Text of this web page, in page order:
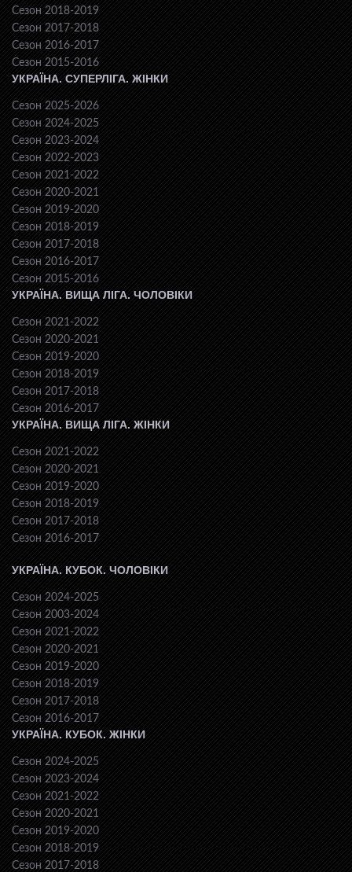
Сезон 2018-2019
Сезон 2017-2018
Сезон 2016-2017
Сезон 2015-2016
УКРАЇНА. СУПЕРЛІГА. ЖІНКИ
Сезон 2025-2026
Сезон 2024-2025
Сезон 2023-2024
Сезон 2022-2023
Сезон 2021-2022
Сезон 2020-2021
Сезон 2019-2020
Сезон 2018-2019
Сезон 2017-2018
Сезон 2016-2017
Сезон 2015-2016
УКРАЇНА. ВИЩА ЛІГА. ЧОЛОВІКИ
Сезон 2021-2022
Сезон 2020-2021
Сезон 2019-2020
Сезон 2018-2019
Сезон 2017-2018
Сезон 2016-2017
УКРАЇНА. ВИЩА ЛІГА. ЖІНКИ
Сезон 2021-2022
Сезон 2020-2021
Сезон 2019-2020
Сезон 2018-2019
Сезон 2017-2018
Сезон 2016-2017
УКРАЇНА. КУБОК. ЧОЛОВІКИ
Сезон 2024-2025
Сезон 2003-2024
Сезон 2021-2022
Сезон 2020-2021
Сезон 2019-2020
Сезон 2018-2019
Сезон 2017-2018
Сезон 2016-2017
УКРАЇНА. КУБОК. ЖІНКИ
Сезон 2024-2025
Сезон 2023-2024
Сезон 2021-2022
Сезон 2020-2021
Сезон 2019-2020
Сезон 2018-2019
Сезон 2017-2018